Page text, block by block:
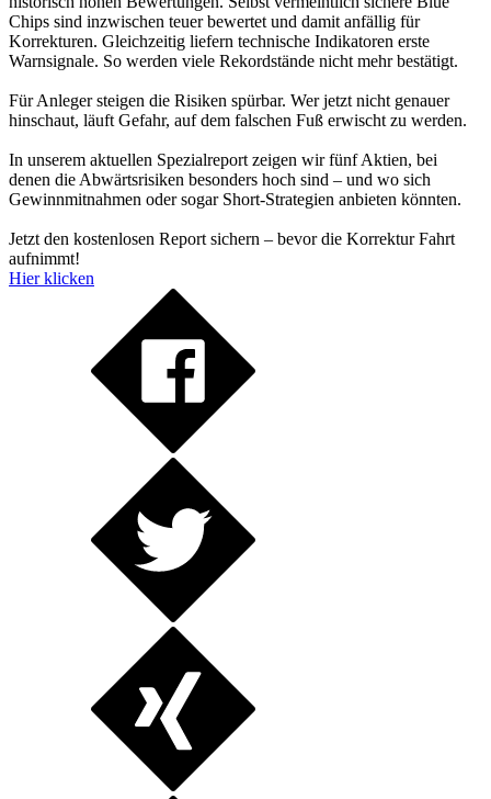
Chips sind inzwischen teuer bewertet und damit anfällig für
Korrekturen. Gleichzeitig liefern technische Indikatoren erste
Warnsignale. So werden viele Rekordstände nicht mehr bestätigt.
Für Anleger steigen die Risiken spürbar. Wer jetzt nicht genauer
hinschaut, läuft Gefahr, auf dem falschen Fuß erwischt zu werden.
In unserem aktuellen Spezialreport zeigen wir fünf Aktien, bei
denen die Abwärtsrisiken besonders hoch sind – und wo sich
Gewinnmitnahmen oder sogar Short-Strategien anbieten könnten.
Jetzt den kostenlosen Report sichern – bevor die Korrektur Fahrt
aufnimmt!
Hier klicken